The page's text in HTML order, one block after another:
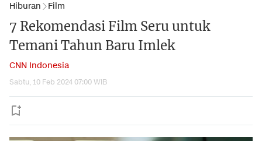
Hiburan Film
7 Rekomendasi Film Seru untuk
Temani Tahun Baru Imlek
CNN Indonesia
Sabtu, 10 Feb 2024 07:00 WIB